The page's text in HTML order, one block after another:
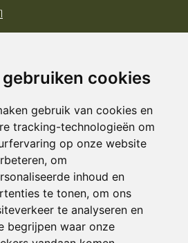
cookies
gebruik van cookies en
tracking-technologieën om
op onze website
om
inhoud en
te tonen, om ons
te analyseren en
begrijpen waar onze
DEDUMP.NL
voorwaardenPrivacy PolicyKlantenservice